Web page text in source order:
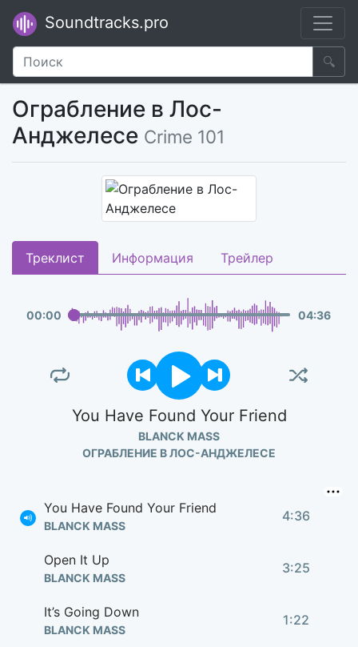
Soundtracks.pro
🔍
Ограбление в Лос-
Анджелесе Crime 101
Треклист Информация Трейлер
00:00 04:36
You Have Found Your Friend
BLANCK MASS
ОГРАБЛЕНИЕ В ЛОС-АНДЖЕЛЕСЕ
You Have Found Your Friend
BLANCK MASS
4:36
Open It Up
BLANCK MASS
3:25
It’s Going Down
BLANCK MASS
1:22